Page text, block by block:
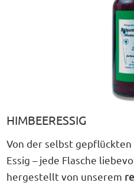
HIMBEERESSIG
Von der selbst
Essig – jede Flasche
hergestellt von unserem